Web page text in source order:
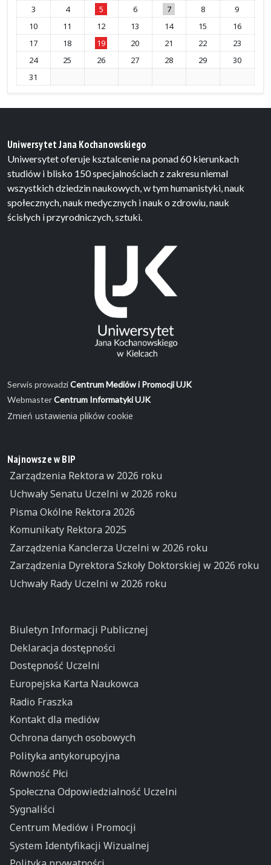
3
4 5 6 7 8
9
10
11 12 13 14 15
16
17
18 19 20 21 22
23
24
25 26 27 28 29
30
31
Uniwersytet Jana Kochanowskiego
Uniwersytet oferuje ksztalcenie na ponad 60 kierunkach
studiów i blisko 150 specjalnościach z zakresu niemal
wszystkich dziedzin naukowych, w tym humanistyki, nauk
społecznych, nauk medycznych i nauk o zdrowiu, nauk
ścisłych i przyrodniczych, sztuki.
Serwis prowadziCentrum Mediów i Promocji UJK
WebmasterCentrum Informatyki UJK
Zmień ustawienia plików cookie
Najnowsze w BIP
Zarządzenia Rektora w 2026 roku
Uchwały Senatu Uczelni w 2026 roku
Pisma Okólne Rektora 2026
Komunikaty Rektora 2025
Zarządzenia Kanclerza Uczelni w 2026 roku
Zarządzenia Dyrektora Szkoły Doktorskiej w 2026 roku
Uchwały Rady Uczelni w 2026 roku
Biuletyn Informacji Publicznej
Deklaracja dostępności
Dostępność Uczelni
Europejska Karta Naukowca
Radio Fraszka
Kontakt dla mediów
Ochrona danych osobowych
Polityka antykorupcyjna
Równość Płci
Społeczna Odpowiedzialność Uczelni
Sygnaliści
Centrum Mediów i Promocji
System Identyfikacji Wizualnej